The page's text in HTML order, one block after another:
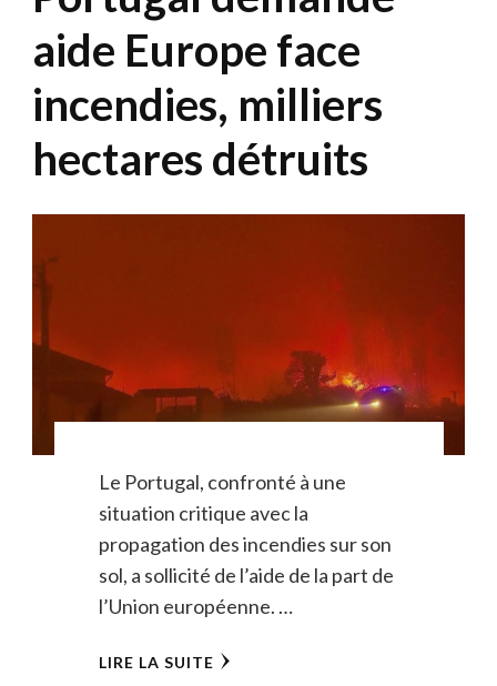
aide Europe face
incendies, milliers
hectares détruits
Le Portugal, confronté à une
situation critique avec la
propagation des incendies sur son
sol, a sollicité de l’aide de la part de
l’Union européenne. …
LIRE LA SUITE